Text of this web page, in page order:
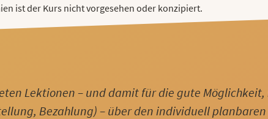
ist der Kurs nicht vorgesehen oder konzipiert.
Lektionen – und damit für die gute
Bezahlung) – über den individuell